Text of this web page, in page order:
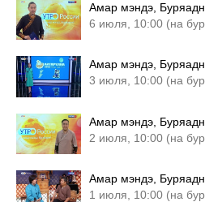
Амар мэндэ,
6 июля, 10:00 (на
Амар мэндэ,
3 июля, 10:00 (на
Амар мэндэ,
2 июля, 10:00 (на
Амар мэндэ,
1 июля, 10:00 (на